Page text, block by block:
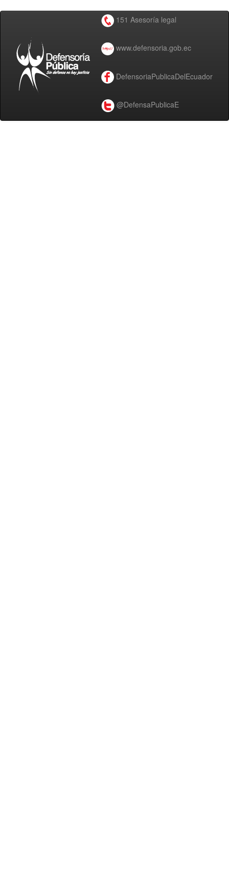
151 Asesoría legal
www.defensoria.gob.ec
DefensoriaPublicaDelEcuador
@DefensaPublicaE